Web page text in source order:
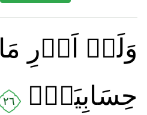
وَلَمۡ اَدۡرِ مَا
حِسَابِيَهۡ‌ۚ‏ ٢٦